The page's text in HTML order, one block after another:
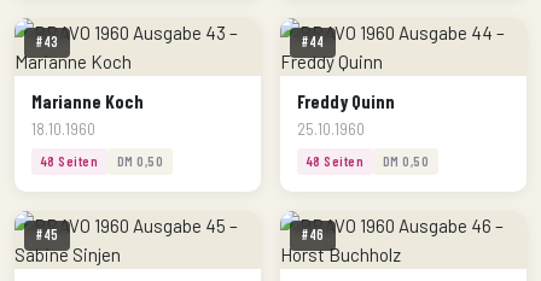
#43
Marianne Koch
18.10.1960
48 Seiten DM 0,50
#44
Freddy Quinn
25.10.1960
48 Seiten DM 0,50
#45 #46